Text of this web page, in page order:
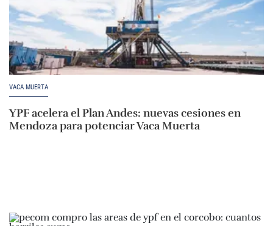
VACA MUERTA
YPF acelera el Plan Andes: nuevas cesiones en
Mendoza para potenciar Vaca Muerta